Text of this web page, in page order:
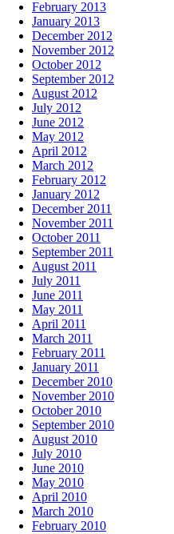
February 2013
January 2013
December 2012
November 2012
October 2012
September 2012
August 2012
July 2012
June 2012
May 2012
April 2012
March 2012
February 2012
January 2012
December 2011
November 2011
October 2011
September 2011
August 2011
July 2011
June 2011
May 2011
April 2011
March 2011
February 2011
January 2011
December 2010
November 2010
October 2010
September 2010
August 2010
July 2010
June 2010
May 2010
April 2010
March 2010
February 2010